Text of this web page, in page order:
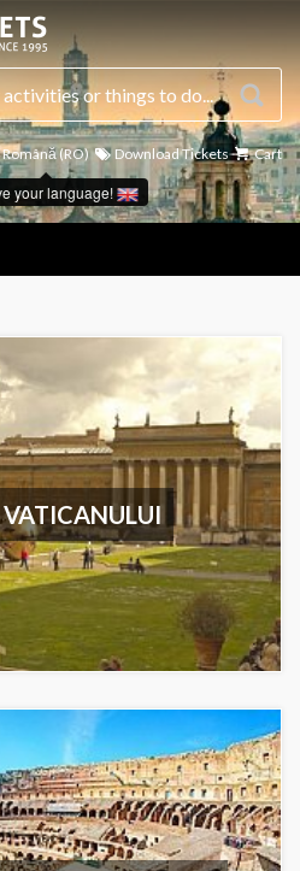
Română (RO)
your language!
Download Tickets Cart
VATICANULUI